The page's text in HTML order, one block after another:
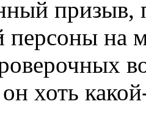
призыв,
персоны на
хоть